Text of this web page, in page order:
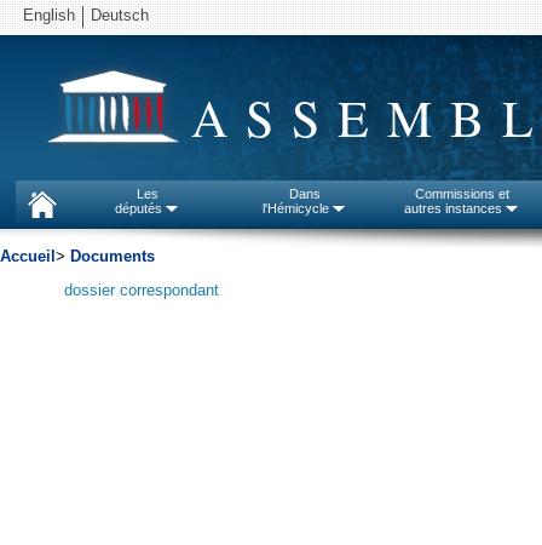
English Deutsch
Les
députés
Dans
l'Hémicycle
Commissions et
autres instances
Accueil > Documents
dossier correspondant